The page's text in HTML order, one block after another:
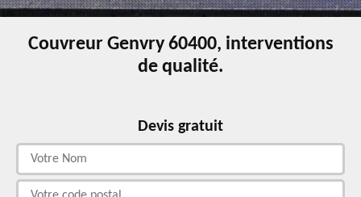
Couvreur Genvry 60400, interventions
de qualité.
Devis gratuit